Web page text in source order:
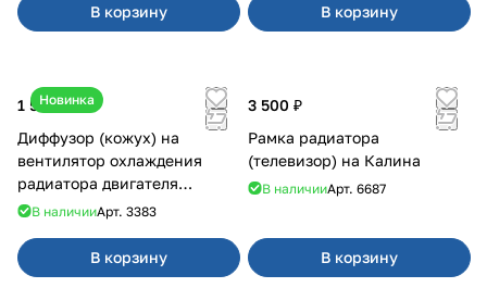
В корзину В корзину
Новинка
1 500 ₽
Диффузор (кожух) на
вентилятор охлаждения
радиатора двигателя
Приора 2170 Panasonic
В наличииАрт. 3383
В корзину
3 500 ₽
Рамка радиатора
(телевизор) на Калина
В наличииАрт. 6687
В корзину